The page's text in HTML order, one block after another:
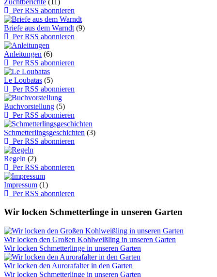
Per RSS abonnieren
Briefe aus dem Warndt (9)
Per RSS abonnieren
Anleitungen (6)
Per RSS abonnieren
Le Loubatas (5)
Per RSS abonnieren
Buchvorstellung (5)
Per RSS abonnieren
Schmetterlingsgeschichten (3)
Per RSS abonnieren
Regeln (2)
Per RSS abonnieren
Impressum (1)
Per RSS abonnieren
Wir locken Schmetterlinge in unseren Garten
Wir locken den Großen Kohlweißling in unseren Garten
Wir locken Schmetterlinge in unseren Garten
Wir locken den Aurorafalter in den Garten
Wir locken Schmetterlinge in unseren Garten